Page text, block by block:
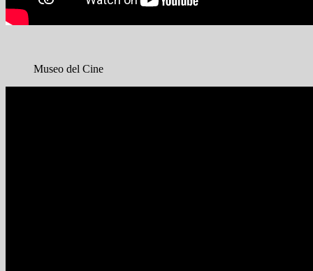
Museo del Cine